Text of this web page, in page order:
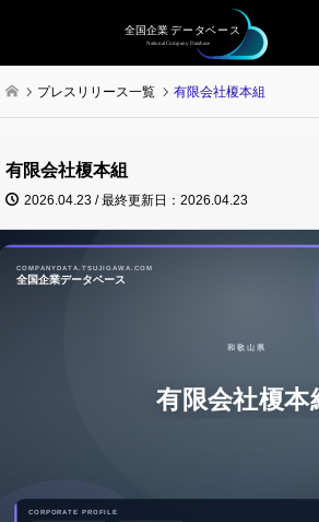
プレスリリース一覧 有限会社榎本組
有限会社榎本組
2026.04.23 / 最終更新日：2026.04.23